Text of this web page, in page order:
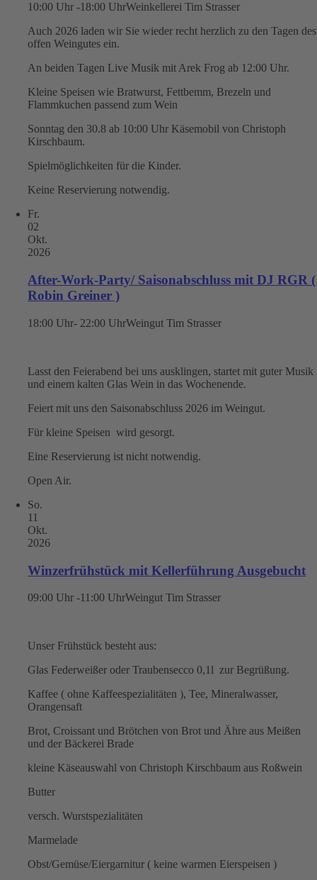
10:00 Uhr -18:00 UhrWeinkellerei Tim Strasser
Auch 2026 laden wir Sie wieder recht herzlich zu den Tagen des
offen Weingutes ein.
An beiden Tagen Live Musik mit Arek Frog ab 12:00 Uhr.
Kleine Speisen wie Bratwurst, Fettbemm, Brezeln und
Flammkuchen passend zum Wein
Sonntag den 30.8 ab 10:00 Uhr Käsemobil von Christoph
Kirschbaum.
Spielmöglichkeiten für die Kinder.
Keine Reservierung notwendig.
Fr.
02
Okt.
2026
After-Work-Party/ Saisonabschluss mit DJ RGR (
Robin Greiner )
18:00 Uhr- 22:00 UhrWeingut Tim Strasser
Lasst den Feierabend bei uns ausklingen, startet mit guter Musik
und einem kalten Glas Wein in das Wochenende.
Feiert mit uns den Saisonabschluss 2026 im Weingut.
Für kleine Speisen wird gesorgt.
Eine Reservierung ist nicht notwendig.
Open Air.
So.
11
Okt.
2026
Winzerfrühstück mit Kellerführung Ausgebucht
09:00 Uhr -11:00 UhrWeingut Tim Strasser
Unser Frühstück besteht aus:
Glas Federweißer oder Traubensecco 0,1l zur Begrüßung.
Kaffee ( ohne Kaffeespezialitäten ), Tee, Mineralwasser,
Orangensaft
Brot, Croissant und Brötchen von Brot und Ähre aus Meißen
und der Bäckerei Brade
kleine Käseauswahl von Christoph Kirschbaum aus Roßwein
Butter
versch. Wurstspezialitäten
Marmelade
Obst/Gemüse/Eiergarnitur ( keine warmen Eierspeisen )